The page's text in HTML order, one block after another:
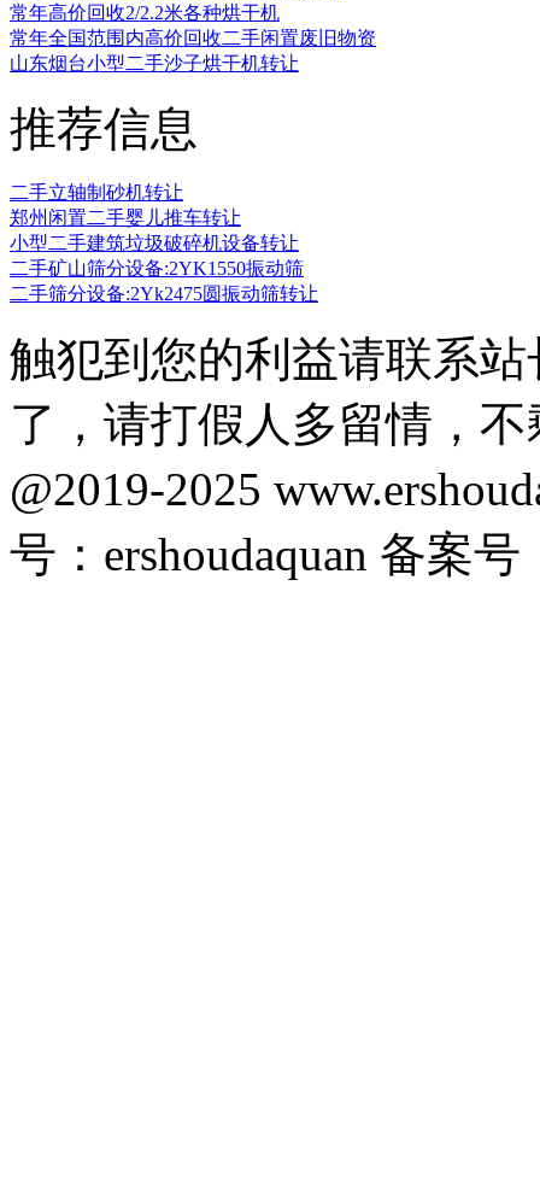
常年高价回收2/2.2米各种烘干机
常年全国范围内高价回收二手闲置废旧物资
山东烟台小型二手沙子烘干机转让
推荐信息
二手立轴制砂机转让
郑州闲置二手婴儿推车转让
小型二手建筑垃圾破碎机设备转让
二手矿山筛分设备:2YK1550振动筛
二手筛分设备:2Yk2475圆振动筛转让
触犯到您的利益请联系
了，请打假人多留情，
@2019-2025
号：ershoudaquan 备案